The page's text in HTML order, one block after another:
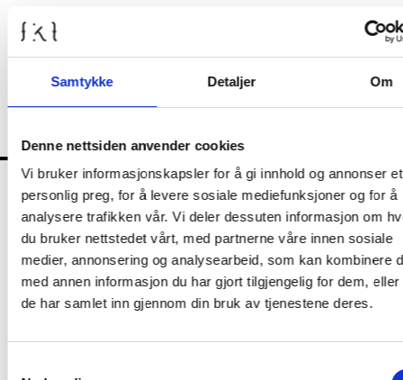
Samtykke Detaljer Om
Denne nettsiden anvender cookies
Vi bruker informasjonskapsler for å gi innhold og annonser et
personlig preg, for å levere sosiale mediefunksjoner og for å
analysere trafikken vår. Vi deler dessuten informasjon om
du bruker nettstedet vårt, med partnerne våre innen sosiale
medier, annonsering og analysearbeid, som kan kombinere
med annen informasjon du har gjort tilgjengelig for dem,
de har samlet inn gjennom din bruk av tjenestene deres.
vedlegg-6-strategisk-kompetanseplan-korr.pdf
vedlegg-7-horingsutkast-metodeveileder-risikovurdering.pdf
FKT
Kontrollutvalget